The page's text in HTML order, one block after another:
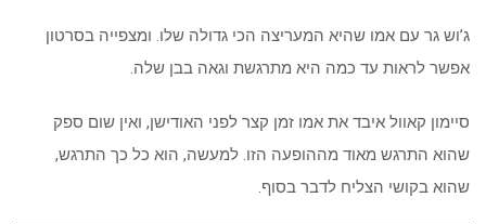
ג’וש גר עם אמו שהיא המעריצה הכי גדולה שלו. ומצפייה בסרטון
אפשר לראות עד כמה היא מתרגשת וגאה בבן שלה.
סיימון קאוול איבד את אמו זמן קצר לפני האודישן, ואין שום ספק
שהוא התרגש מאוד מההופעה הזו. למעשה, הוא כל כך התרגש,
שהוא בקושי הצליח לדבר בסוף.